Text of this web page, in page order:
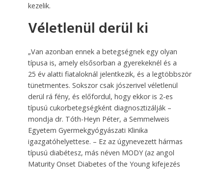
kezelik.
Véletlenül derül ki
„Van azonban ennek a betegségnek egy olyan
típusa is, amely elsősorban a gyerekeknél és a
25 év alatti fiataloknál jelentkezik, és a legtöbbször
tünetmentes. Sokszor csak jószerivel véletlenül
derül rá fény, és előfordul, hogy ekkor is 2-es
típusú cukorbetegségként diagnosztizálják –
mondja dr. Tóth-Heyn Péter, a Semmelweis
Egyetem Gyermekgyógyászati Klinika
igazgatóhelyettese. – Ez az úgynevezett hármas
típusú diabétesz, más néven MODY (az angol
Maturity Onset Diabetes of the Young kifejezés